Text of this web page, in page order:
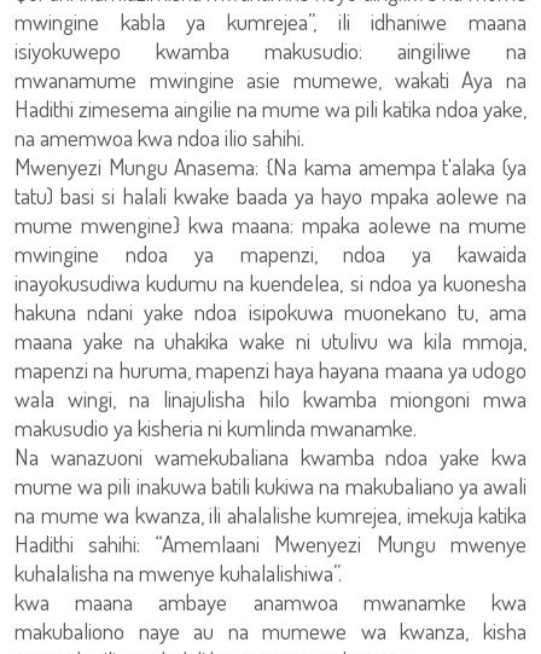
mwingine kabla ya kumrejea”, ili idhaniwe maana
isiyokuwepo kwamba makusudio: aingiliwe na
mwanamume mwingine asie mumewe, wakati Aya na
Hadithi zimesema aingilie na mume wa pili katika ndoa yake,
na amemwoa kwa ndoa ilio sahihi.
Mwenyezi Mungu Anasema: {Na kama amempa t'alaka (ya
tatu) basi si halali kwake baada ya hayo mpaka aolewe na
mume mwengine} kwa maana: mpaka aolewe na mume
mwingine ndoa ya mapenzi, ndoa ya kawaida
inayokusudiwa kudumu na kuendelea, si ndoa ya kuonesha
hakuna ndani yake ndoa isipokuwa muonekano tu, ama
maana yake na uhakika wake ni utulivu wa kila mmoja,
mapenzi na huruma, mapenzi haya hayana maana ya udogo
wala wingi, na linajulisha hilo kwamba miongoni mwa
makusudio ya kisheria ni kumlinda mwanamke.
Na wanazuoni wamekubaliana kwamba ndoa yake kwa
mume wa pili inakuwa batili kukiwa na makubaliano ya awali
na mume wa kwanza, ili ahalalishe kumrejea, imekuja katika
Hadithi sahihi: “Amemlaani Mwenyezi Mungu mwenye
kuhalalisha na mwenye kuhalalishiwa”.
kwa maana ambaye anamwoa mwanamke kwa
makubaliono naye au na mumewe wa kwanza, kisha